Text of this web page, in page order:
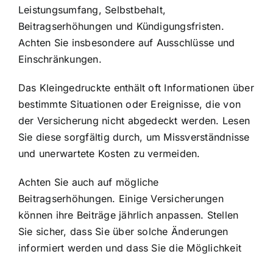
Leistungsumfang, Selbstbehalt,
Beitragserhöhungen und Kündigungsfristen.
Achten Sie insbesondere auf Ausschlüsse und
Einschränkungen.
Das Kleingedruckte enthält oft Informationen über
bestimmte Situationen oder Ereignisse, die von
der Versicherung nicht abgedeckt werden. Lesen
Sie diese sorgfältig durch, um Missverständnisse
und unerwartete Kosten zu vermeiden.
Achten Sie auch auf mögliche
Beitragserhöhungen. Einige Versicherungen
können ihre Beiträge jährlich anpassen. Stellen
Sie sicher, dass Sie über solche Änderungen
informiert werden und dass Sie die Möglichkeit